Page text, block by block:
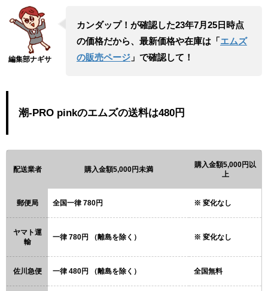
カンダップ！が確認した23年7月25日時点
の価格だから、最新価格や在庫は「エムズ
の販売ページ」で確認して！
潮-PRO pinkのエムズの送料は480円
配送業者 購入金額5,000円未満
購入金額5,000円以
上
郵便局 全国一律 780円 変化なし
ヤマト運
輸
一律 780円 （離島を除く） 変化なし
佐川急便 一律 480円 （離島を除く） 全国無料